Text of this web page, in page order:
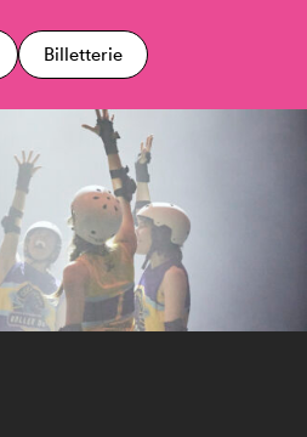
Billetterie